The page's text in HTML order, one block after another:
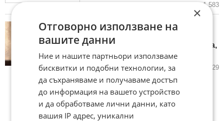
31.03.2026 1 583
1
Николета Лозанова за Боби
погледна дъщеря ми Борислава,
виждам теб!
31.03.2026 4 229
×
Отговорно използване на
вашите данни
Ние и нашите партньори използваме
бисквитки и подобни технологии, за
да съхраняваме и получаваме достъп
до информация на вашето устройство
и да обработваме лични данни, като
вашия IP адрес, уникални